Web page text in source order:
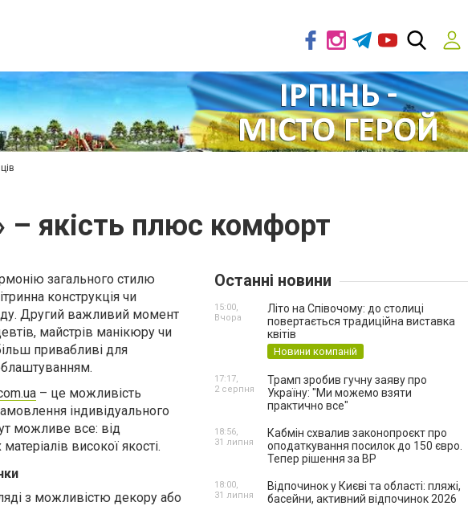
– якість плюс комфорт
загального стилю
конструкція чи
Другий важливий момент
майстрів манікюру чи
привабливі для
– це можливість
індивідуального
можливе все: від
високої якості.
з можливістю декору або
Останні новини
Літо на Співочому: до столиці
повертається традиційна виставка
квітів
Новини компаній
15:00,
Вчора
Трамп зробив гучну заяву про
Україну: "Ми можемо взяти
практично все"
17:17,
2 серпня
Кабмін схвалив законопроєкт про
оподаткування посилок до 150 євро.
Тепер рішення за ВР
18:56,
31 липня
Відпочинок у Києві та області: пляжі,
басейни, активний відпочинок 2026
18:00,
31 липня